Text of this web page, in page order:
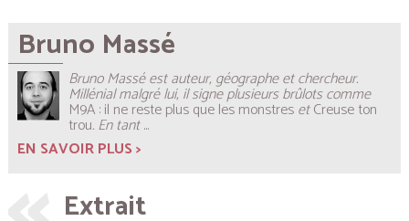
Bruno Massé
Bruno Massé est auteur, géographe et chercheur.
Millénial malgré lui, il signe plusieurs brûlots comme
M9A : il ne reste plus que les monstresetCreuse ton
trou. En tant...
EN SAVOIR PLUS >
Extrait